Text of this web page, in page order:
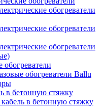
обогреватели
обогреватели
обогреватели
обогреватели Ballu
в бетонную стяжку
в бетонную стяжку